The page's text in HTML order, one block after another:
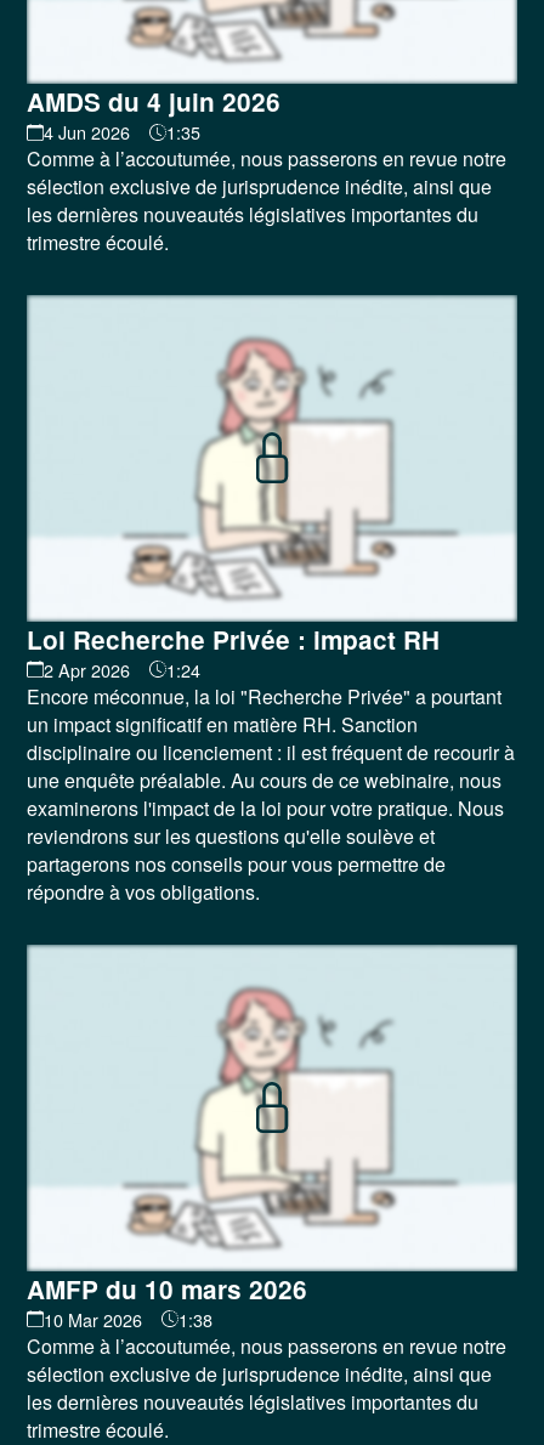
AMDS du 4 juin 2026
4 Jun 2026 1:35
Comme à l’accoutumée, nous passerons en revue notre
sélection exclusive de jurisprudence inédite, ainsi que
les dernières nouveautés législatives importantes du
trimestre écoulé.
Loi Recherche Privée : impact RH
2 Apr 2026 1:24
Encore méconnue, la loi "Recherche Privée" a pourtant
un impact significatif en matière RH. Sanction
disciplinaire ou licenciement : il est fréquent de recourir à
une enquête préalable. Au cours de ce webinaire, nous
examinerons l'impact de la loi pour votre pratique. Nous
reviendrons sur les questions qu'elle soulève et
partagerons nos conseils pour vous permettre de
répondre à vos obligations.
AMFP du 10 mars 2026
10 Mar 2026 1:38
Comme à l’accoutumée, nous passerons en revue notre
sélection exclusive de jurisprudence inédite, ainsi que
les dernières nouveautés législatives importantes du
trimestre écoulé.